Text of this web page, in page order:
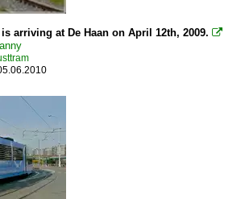
is arriving at De Haan on April 12th, 2009. 